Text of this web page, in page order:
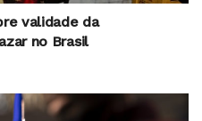
validade da
no Brasil